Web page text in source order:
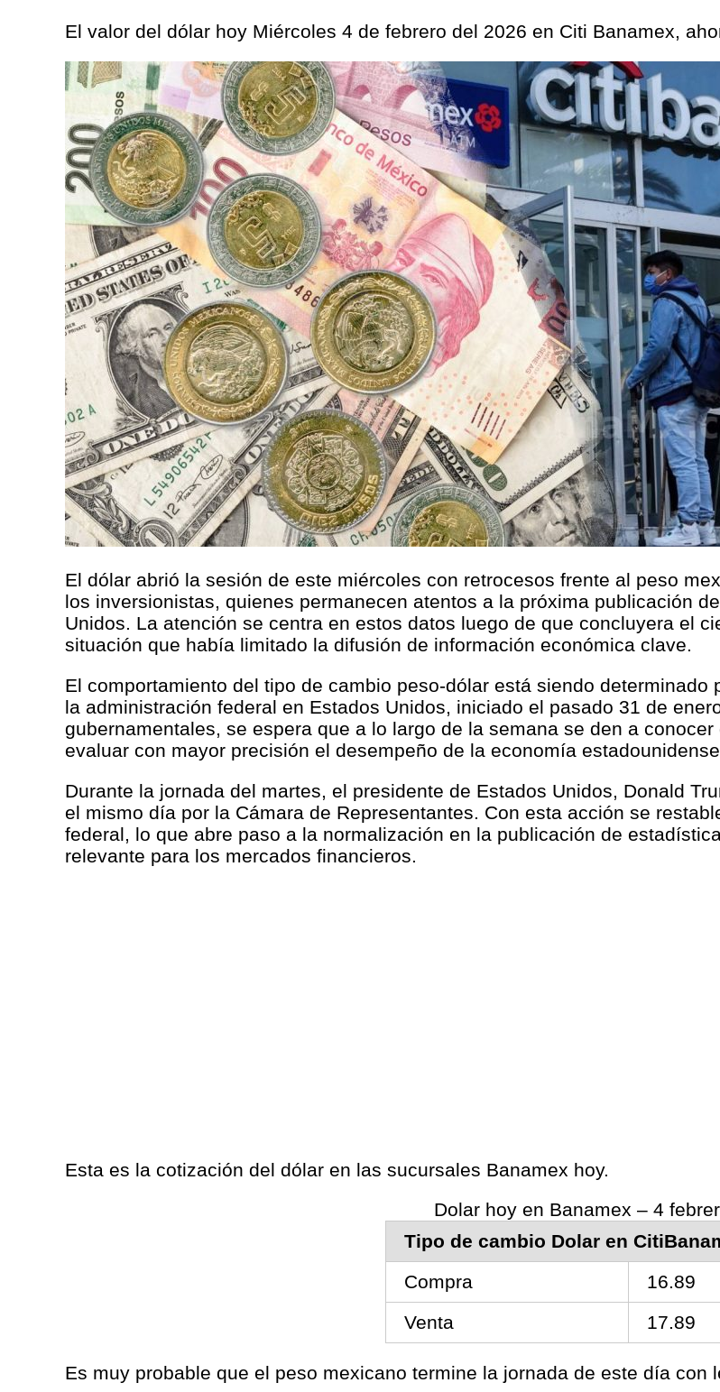
El valor del dólar hoy Miércoles 4 de febrero del 2026 en Citi Banamex,
El dólar abrió la sesión de este miércoles con retrocesos frente al peso
los inversionistas, quienes permanecen atentos a la próxima publicación
Unidos. La atención se centra en estos datos luego de que concluyera el
situación que había limitado la difusión de información económica clave.
El comportamiento del tipo de cambio peso-dólar está siendo
la administración federal en Estados Unidos, iniciado el pasado 31 de
gubernamentales, se espera que a lo largo de la semana se den a
evaluar con mayor precisión el desempeño de la economía
Durante la jornada del martes, el presidente de Estados Unidos, Donald
el mismo día por la Cámara de Representantes. Con esta acción se
federal, lo que abre paso a la normalización en la publicación de
relevante para los mercados financieros.
Esta es la cotización del dólar en las sucursales Banamex hoy.
Dolar hoy en Banamex – 4
Tipo de cambio Dolar en
Compra
16.89
Venta
17.89
Es muy probable que el peso mexicano termine la jornada de este día con